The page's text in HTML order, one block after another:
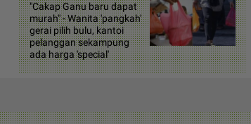
"Cakap Ganu baru dapat
murah" - Wanita 'pangkah'
gerai pilih bulu, kantoi
pelanggan sekampung
ada harga 'special'